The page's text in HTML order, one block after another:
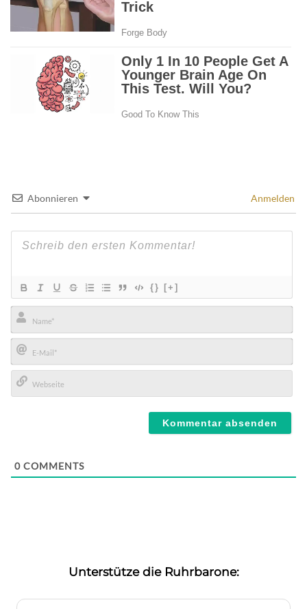
Abonnieren Anmelden
{} [+]
Name*
E-
Mail*
0 COMMENTS
Unterstütze die Ruhrbarone: